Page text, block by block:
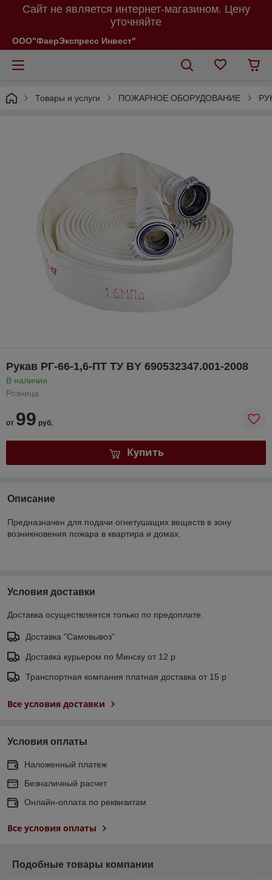
Сайт не является интернет-магазином. Цену
уточняйте
ООО"ФаерЭкспресс Инвест"
Товары и услуги ПОЖАРНОЕ ОБОРУДОВАНИЕ
Рукав РГ-66-1,6-ПТ ТУ BY 690532347.001-2008
В наличии
Розница
от 99 руб.
Купить
Описание
Предназначен для подачи огнетушащих веществ в зону
возникновения пожара в квартира и домах.
Условия доставки
Доставка осуществляется только по предоплате.
Доставка "Самовывоз"
Доставка курьером по Минску от 12 р
Транспортная компания платная доставка от 15 р
Все условия доставки
Условия оплаты
Наложенный платеж
Безналичный расчет
Онлайн-оплата по реквизитам
Все условия оплаты
Подобные товары компании